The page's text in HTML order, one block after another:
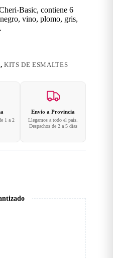
Basic, contiene 6
vino, plomo, gris,
, KITS DE ESMALTES
1 a 2
Envío a Provincia
Llegamos a todo el país.
Despachos de 2 a 5 días